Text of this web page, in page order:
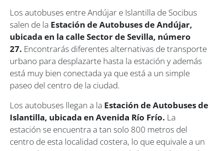
Los autobuses entre Andújar e Islantilla de Socibus
salen de la Estación de Autobuses de Andújar,
ubicada en la calle Sector de Sevilla, número
27. Encontrarás diferentes alternativas de transporte
urbano para desplazarte hasta la estación y además
está muy bien conectada ya que está a un simple
paseo del centro de la ciudad.
Los autobuses llegan a la Estación de Autobuses de
Islantilla, ubicada en Avenida Río Frío. La
estación se encuentra a tan solo 800 metros del
centro de esta localidad costera, lo que equivale a un